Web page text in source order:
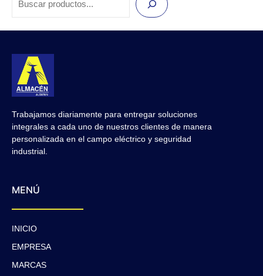
Trabajamos diariamente para entregar soluciones
integrales a cada uno de nuestros clientes de manera
personalizada en el campo eléctrico y seguridad
industrial.
MENÚ
INICIO
EMPRESA
MARCAS